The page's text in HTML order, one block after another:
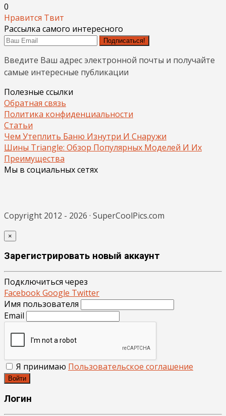
0
Нравится Твит
Рассылка самого интересного
Подписаться!
Введите Ваш адрес электронной почты и получайте
самые интересные публикации
Полезные ссылки
Обратная связь
Политика конфиденциальности
Статьи
Чем Утеплить Баню Изнутри И Снаружи
Шины Triangle: Обзор Популярных Моделей И Их
Преимущества
Мы в социальных сетях
Copyright 2012 - 2026 · SuperCoolPics.com
×
Зарегистрировать новый аккаунт
Подключиться через
FacebookGoogle Twitter
Имя пользователя
Email
Я принимаю Пользовательское соглашение
Войти
Логин